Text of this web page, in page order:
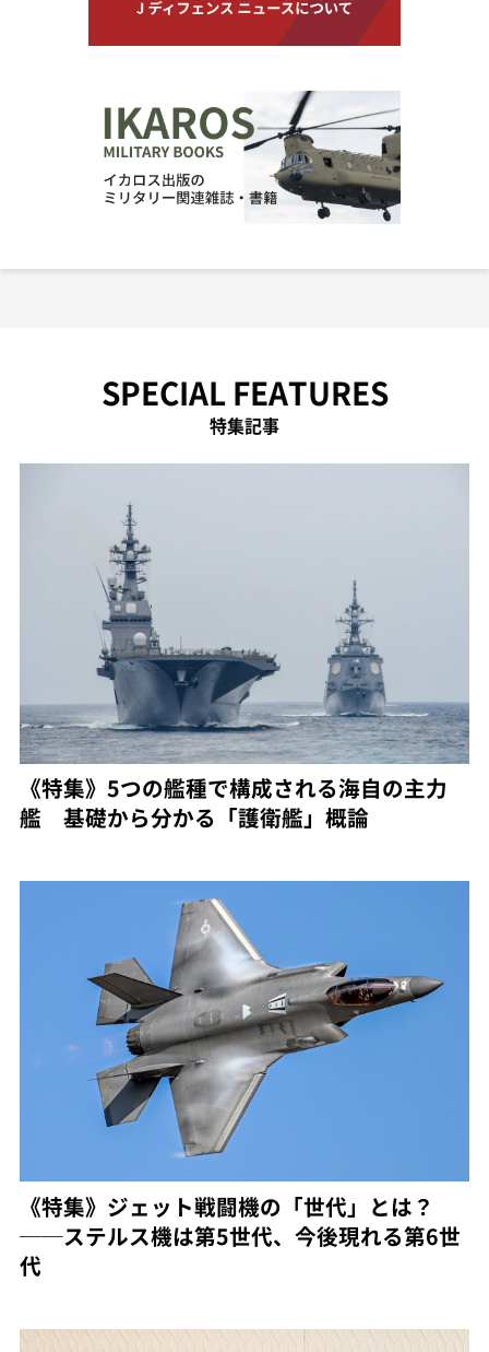
SPECIAL FEATURES
特集記事
《特集》5つの艦種で構成される海自の主力
艦 基礎から分かる「護衛艦」概論
《特集》ジェット戦闘機の「世代」とは？
──ステルス機は第5世代、今後現れる第6世
代